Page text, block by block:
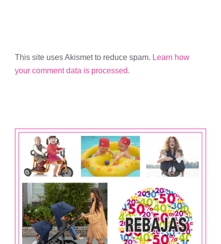
This site uses Akismet to reduce spam. Learn how
your comment data is processed.